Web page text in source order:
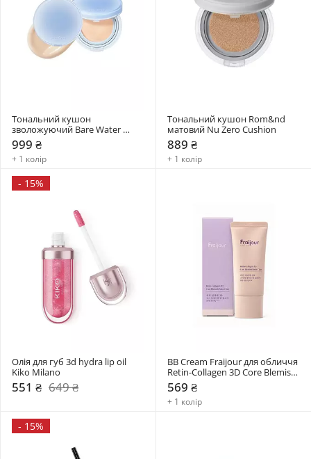
Тональний кушон
зволожуючий Bare Water
999 ₴
+ 1 колір
Тональний кушон Rom&nd
матовий Nu Zero Cushion
889 ₴
+ 1 колір
- 15%
Олія для губ 3d hydra lip oil
Kiko Milano
551 ₴ 649 ₴
BB Cream Fraijour для обличчя
Retin-Collagen 3D Core Blemish
Balm
569 ₴
+ 1 колір
- 15%